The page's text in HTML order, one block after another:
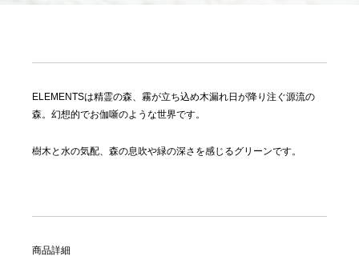
ELEMENTSは精霊の森、霧が立ち込め木漏れ日が降り注ぐ源流の
森。幻想的でお伽噺のような世界です。
樹木と水の気配、森の息吹や緑の深さを感じるグリーンです。
商品詳細